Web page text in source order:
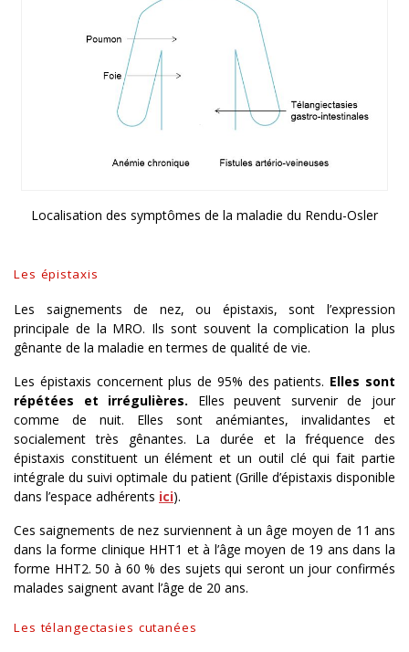
Localisation des symptômes de la maladie du Rendu-Osler
Les épistaxis
Les saignements de nez, ou épistaxis, sont l’expression
principale de la MRO. Ils sont souvent la complication la plus
gênante de la maladie en termes de qualité de vie.
Les épistaxis concernent plus de 95% des patients. Elles sont
répétées et irrégulières. Elles peuvent survenir de jour
comme de nuit. Elles sont anémiantes, invalidantes et
socialement très gênantes. La durée et la fréquence des
épistaxis constituent un élément et un outil clé qui fait partie
intégrale du suivi optimale du patient (Grille d’épistaxis disponible
dans l’espace adhérents ici).
Ces saignements de nez surviennent à un âge moyen de 11 ans
dans la forme clinique HHT1 et à l’âge moyen de 19 ans dans la
forme HHT2. 50 à 60 % des sujets qui seront un jour confirmés
malades saignent avant l’âge de 20 ans.
Les télangectasies cutanées